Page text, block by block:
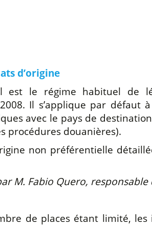
d’origine
est le régime habituel de
Il s’applique par
avec le pays de
procédures douanières).
non préférentielle
M. Fabio Quero,
de places étant limité,